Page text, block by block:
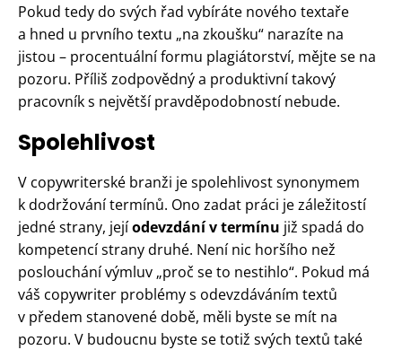
Pokud tedy do svých řad vybíráte nového textaře
a hned u prvního textu „na zkoušku“ narazíte na
jistou – procentuální formu plagiátorství, mějte se na
pozoru. Příliš zodpovědný a produktivní takový
pracovník s největší pravděpodobností nebude.
Spolehlivost
V copywriterské branži je spolehlivost synonymem
k dodržování termínů. Ono zadat práci je záležitostí
jedné strany, jejíodevzdání v termínu již spadá do
kompetencí strany druhé. Není nic horšího než
poslouchání výmluv „proč se to nestihlo“. Pokud má
váš copywriter problémy s odevzdáváním textů
v předem stanovené době, měli byste se mít na
pozoru. V budoucnu byste se totiž svých textů také